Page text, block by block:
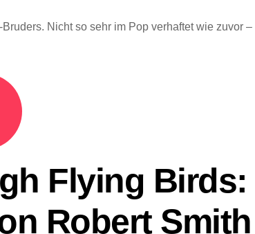
Nicht so sehr im Pop verhaftet wie zuvor –
Flying Birds:
Robert Smith